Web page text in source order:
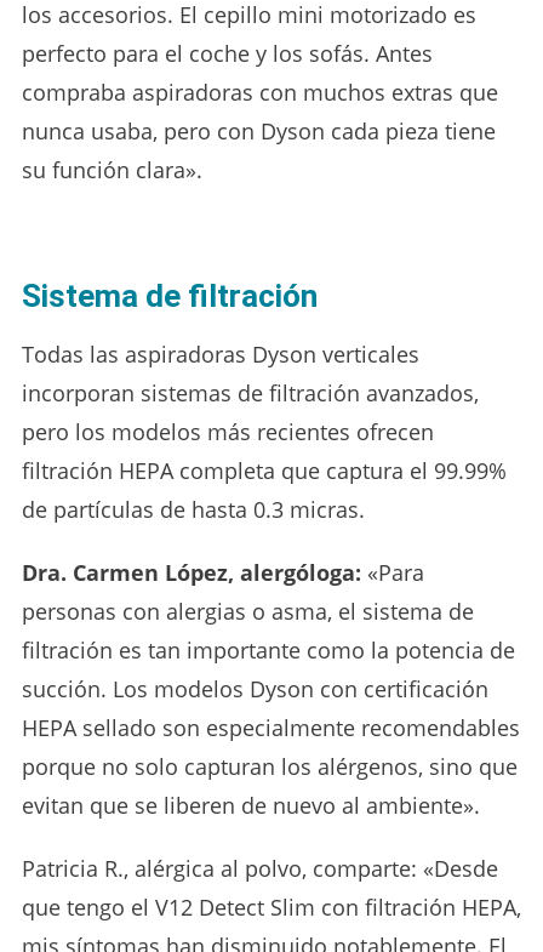
los accesorios. El cepillo mini motorizado es
perfecto para el coche y los sofás. Antes
compraba aspiradoras con muchos extras que
nunca usaba, pero con Dyson cada pieza tiene
su función clara».
Sistema de filtración
Todas las aspiradoras Dyson verticales
incorporan sistemas de filtración avanzados,
pero los modelos más recientes ofrecen
filtración HEPA completa que captura el 99.99%
de partículas de hasta 0.3 micras.
Dra. Carmen López, alergóloga: «Para
personas con alergias o asma, el sistema de
filtración es tan importante como la potencia de
succión. Los modelos Dyson con certificación
HEPA sellado son especialmente recomendables
porque no solo capturan los alérgenos, sino que
evitan que se liberen de nuevo al ambiente».
Patricia R., alérgica al polvo, comparte: «Desde
que tengo el V12 Detect Slim con filtración HEPA,
mis síntomas han disminuido notablemente. El